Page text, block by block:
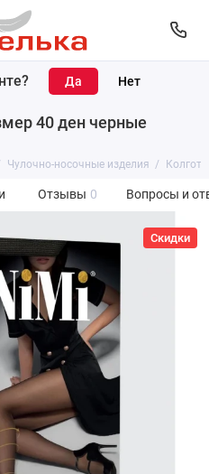
?
40 ден черные
Чулочно-носочные изделия
Отзывы 0 Вопросы и
Скидки